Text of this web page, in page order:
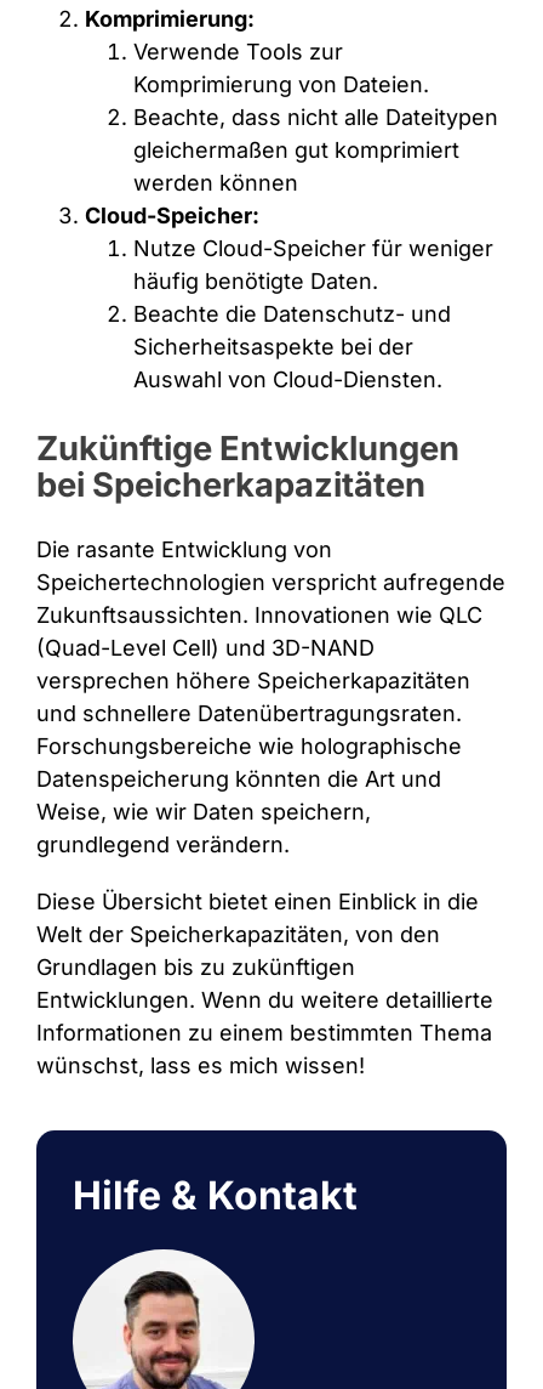
Komprimierung:
Verwende Tools zur
Komprimierung von Dateien.
Beachte, dass nicht alle Dateitypen
gleichermaßen gut komprimiert
werden können
Cloud-Speicher:
Nutze Cloud-Speicher für weniger
häufig benötigte Daten.
Beachte die Datenschutz- und
Sicherheitsaspekte bei der
Auswahl von Cloud-Diensten.
Zukünftige Entwicklungen
bei Speicherkapazitäten
Die rasante Entwicklung von
Speichertechnologien verspricht aufregende
Zukunftsaussichten. Innovationen wie QLC
(Quad-Level Cell) und 3D-NAND
versprechen höhere Speicherkapazitäten
und schnellere Datenübertragungsraten.
Forschungsbereiche wie holographische
Datenspeicherung könnten die Art und
Weise, wie wir Daten speichern,
grundlegend verändern.
Diese Übersicht bietet einen Einblick in die
Welt der Speicherkapazitäten, von den
Grundlagen bis zu zukünftigen
Entwicklungen. Wenn du weitere detaillierte
Informationen zu einem bestimmten Thema
wünschst, lass es mich wissen!
Hilfe & Kontakt